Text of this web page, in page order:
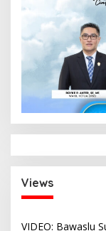
Views
VIDEO: Bawaslu